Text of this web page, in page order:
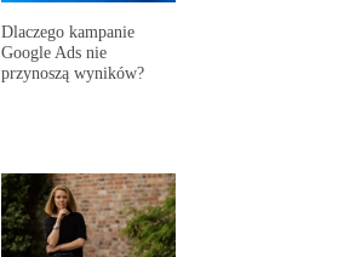
Dlaczego kampanie
Google Ads nie
przynoszą wyników?